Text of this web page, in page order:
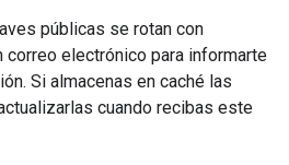
públicas se rotan con
correo electrónico para informarte
Si almacenas en caché las
cuando recibas este